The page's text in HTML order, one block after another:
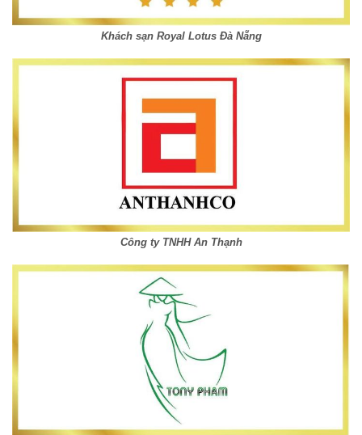
Khách sạn Royal Lotus Đà Nẵng
Công ty TNHH An Thạnh